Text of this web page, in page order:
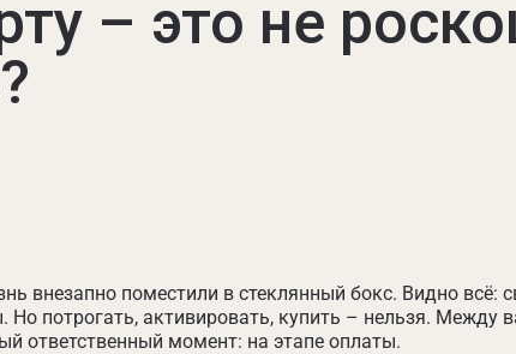
– это не
внезапно поместили в стеклянный бокс. Видно всё:
потрогать, активировать, купить – нельзя.
ответственный момент: на этапе оплаты.